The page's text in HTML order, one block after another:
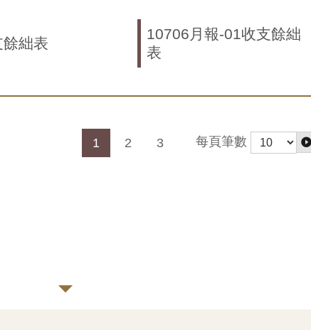
餘絀表
10706月報-01收支餘絀
表
1 2 3 每頁筆數